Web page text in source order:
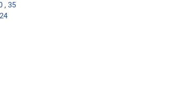
, 35
24